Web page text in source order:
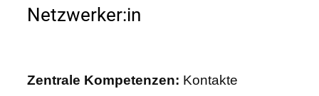
Netzwerker:in
Zentrale Kompetenzen: Kontakte